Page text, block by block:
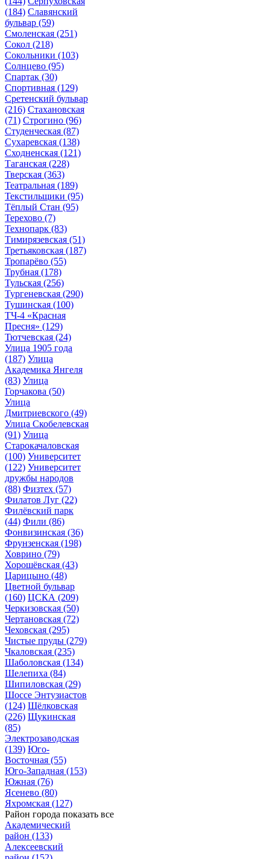
(184) Славянский
бульвар (59)
Смоленская (251)
Сокол (218)
Сокольники (103)
Солнцево (95)
Спартак (30)
Спортивная (129)
Сретенский бульвар
(216) Стахановская
(71) Строгино (96)
Студенческая (87)
Сухаревская (138)
Сходненская (121)
Таганская (228)
Тверская (363)
Театральная (189)
Текстильщики (95)
Тёплый Стан (95)
Терехово (7)
Технопарк (83)
Тимирязевская (51)
Третьяковская (187)
Тропарёво (55)
Трубная (178)
Тульская (256)
Тургеневская (290)
Тушинская (100)
ТЧ-4 «Красная
Пресня» (129)
Тютчевская (24)
Улица 1905 года
(187) Улица
Академика Янгеля
(83) Улица
Горчакова (50)
Улица
Дмитриевского (49)
Улица Скобелевская
(91) Улица
Старокачаловская
(100) Университет
(122) Университет
дружбы народов
(88) Физтех (57)
Филатов Луг (22)
Филёвский парк
(44) Фили (86)
Фонвизинская (36)
Фрунзенская (198)
Ховрино (79)
Хорошёвская (43)
Царицыно (48)
Цветной бульвар
(160) ЦСКА (209)
Черкизовская (50)
Чертановская (72)
Чеховская (295)
Чистые пруды (279)
Чкаловская (235)
Шаболовская (134)
Шелепиха (84)
Шипиловская (29)
Шоссе Энтузиастов
(124) Щёлковская
(226) Щукинская
(85)
Электрозаводская
(139) Юго-
Восточная (55)
Юго-Западная (153)
Южная (76)
Ясенево (80)
Яхромская (127)
Район города показать все
Академический
район (133)
Алексеевский